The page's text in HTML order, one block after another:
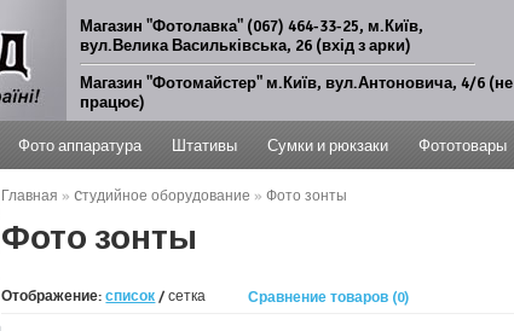
Магазин "Фотолавка" (067) 464-33-25, м.Київ,
вул.Велика Васильківська, 26 (вхід з арки)
Магазин "Фотомайстер" м.Київ, вул.Антоновича, 4/6 (не
працює)
Фото аппаратура Штативы Сумки и рюкзаки Фототовары
Главная »Cтудийное оборудование »Фото зонты
Фото зонты
Отображение: список / сетка Сравнение товаров (0)